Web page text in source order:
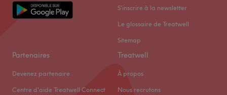
S'inscrire à la newsletter
Le glossaire de Treatwell
Sitemap
Partenaires
Devenez partenaire
Centre d'aide Treatwell Connect
Treatwell
À propos
Nous recrutons